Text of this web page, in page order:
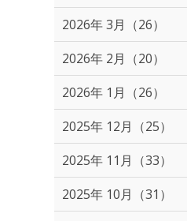
2026年 3月（26）
2026年 2月（20）
2026年 1月（26）
2025年 12月（25）
2025年 11月（33）
2025年 10月（31）